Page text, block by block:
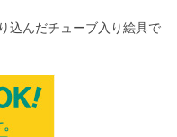
込んだチューブ入り絵具で